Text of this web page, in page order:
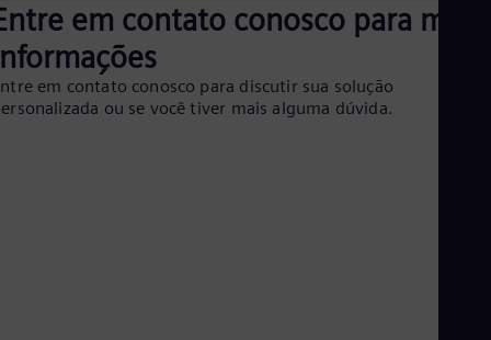
em contato conosco para mais
em contato conosco para discutir sua solução
ou se você tiver mais alguma dúvida.